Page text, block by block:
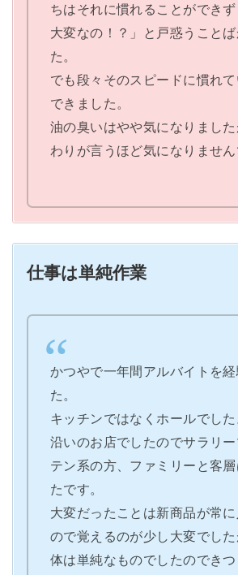
ちはそれに慣れることができ
大変なの！？」と戸惑うこと
た。
でも段々そのスピードに慣れ
できました。
油の臭いはやや気になりました
わりが言うほど気になりませ
仕事は単純作業
かつやで一年間アルバイトを
た。
キッチンではなくホールでし
沿いのお店でしたのでサラリ
テン系の方、ファミリーと客
たです。
大変だったことは新商品が常
ので覚えるのが少し大変でし
体は単純なものでしたのでき